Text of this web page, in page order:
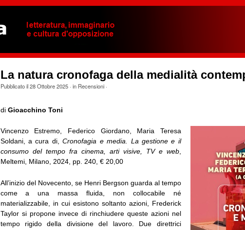
La natura cronofaga della medialità
Pubblicato il28 Ottobre 2025· in Recensioni·
di Gioacchino Toni
Vincenzo Estremo, Federico Giordano, Maria Teresa
Soldani, a cura di,Cronofagia e media. La gestione e il
consumo del tempo fra cinema, arti visive, TV e web,
Meltemi, Milano, 2024, pp. 240, € 20,00
All’inizio del Novecento, se Henri Bergson guarda al tempo
come a una massa fluida, non collocabile né
materializzabile, in cui esistono soltanto azioni, Frederick
Taylor si propone invece di rinchiudere queste azioni nel
tempo rigido della divisione del lavoro. Due direttrici